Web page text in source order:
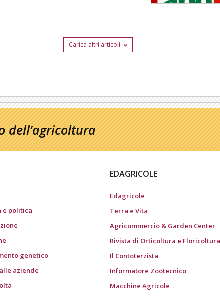
Carica altri articoli
dell’agricoltura
e politica
genetico
aziende
EDAGRICOLE
Edagricole
Terra e Vita
Agricommercio & Garden Center
Rivista di Orticoltura e Floricoltura
Il Contoterzista
Informatore Zootecnico
Macchine Agricole